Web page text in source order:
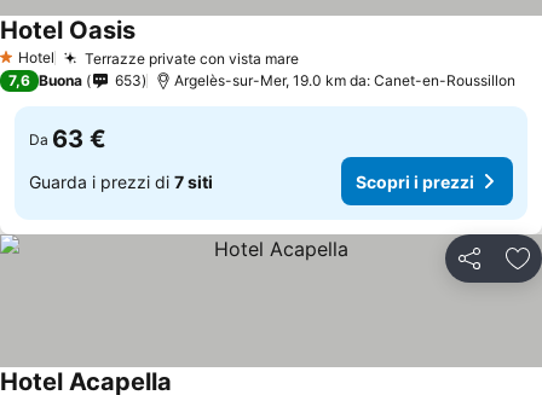
1 Stelle
Hotel Terrazze private con vista mare
Hotel Oasis
7,6 Buona 653 Argelès-sur-Mer, 19.0 km da: Canet-en-Roussillon
Da 63 €
Guarda i prezzi di 7 siti Scopri i prezzi
Condividi
Hotel Acapella